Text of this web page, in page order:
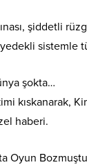
şiddetli
yedekli
şokta…
kıskanarak,
haberi.
Oyun